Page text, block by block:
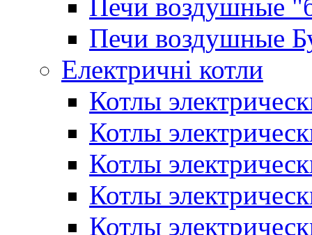
Печи воздушные
Печи воздушные
Електричні котли
Котлы
Котлы
Котлы
Котлы
Котлы